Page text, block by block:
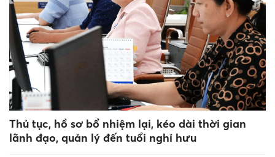
Thủ tục, hồ sơ bổ nhiệm lại, kéo dài thời gian
lãnh đạo, quản lý đến tuổi nghỉ hưu